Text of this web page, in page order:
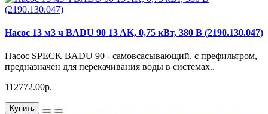
Насос 13 м3 ч BADU 90 13 AK, 0,75 кВт, 380 В (2190.130.047)
Насос SPECK BADU 90 - самовсасывающий, с префильтром,
предназначен для перекачивания воды в системах..
112772.00р.
Купить